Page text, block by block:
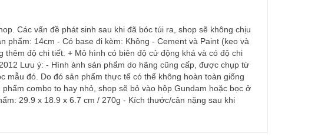
Các vấn đề phát sinh sau khi đã bóc túi ra, shop sẽ không chịu
phẩm: 14cm - Có base đi kèm: Không - Cement và Paint (keo và
độ chi tiết. + Mô hình có biên độ cử động khá và có độ chi
Lưu ý: - Hình ảnh sản phẩm do hãng cũng cấp, được chụp từ
đó. Do đó sản phẩm thực tế có thể không hoàn toàn giống
combo to hay nhỏ, shop sẽ bỏ vào hộp Gundam hoặc bọc ở
29.9 x 18.9 x 6.7 cm / 270g - Kích thước/cân nặng sau khi